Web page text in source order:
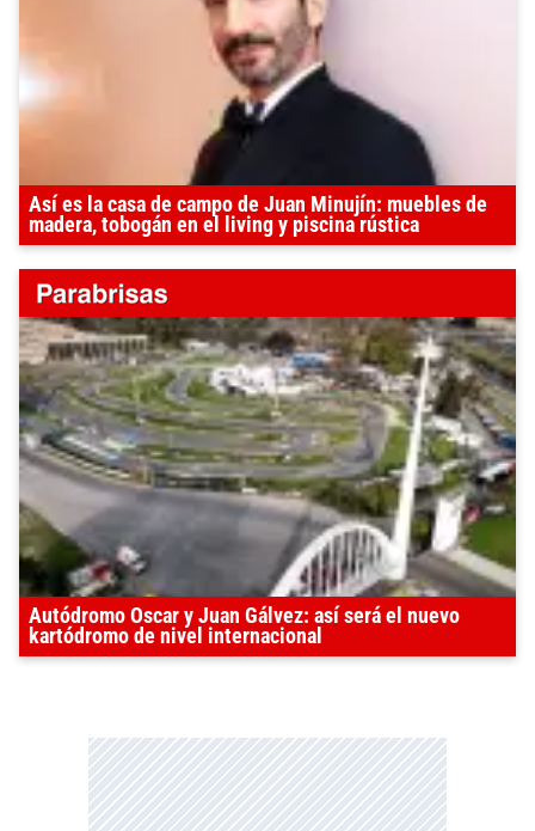
Así es la casa de campo de Juan Minujín: muebles de
madera, tobogán en el living y piscina rústica
Autódromo Oscar y Juan Gálvez: así será el nuevo
kartódromo de nivel internacional